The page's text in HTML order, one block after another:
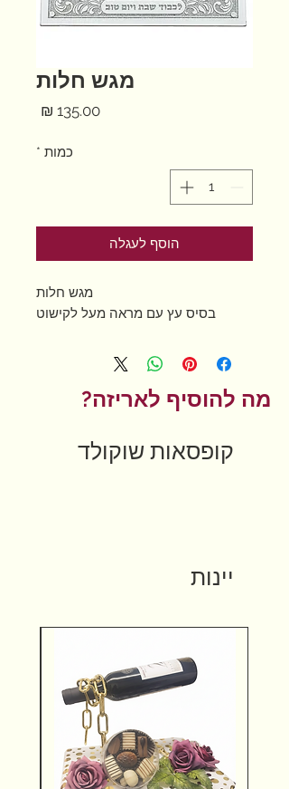
מגש חלות
כמות *
הוסף לעגלה
מגש חלות
בסיס עץ עם מראה מעל לקישוט
מה להוסיף לאריזה?
קופסאות שוקולד
יינות